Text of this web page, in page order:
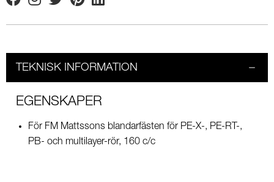
FacebookInstagram
TwitterPinterestLinkedin
TEKNISK INFORMATION
EGENSKAPER
För FM Mattssons blandarfästen för PE-X-, PE-RT-,
PB- och multilayer-rör, 160 c/c